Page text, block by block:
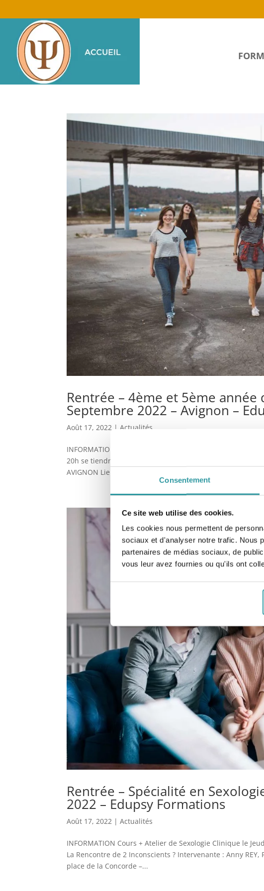
Consentement
Ce site web utilise des cookies.
Les cookies nous permettent de
sociaux et d'analyser notre trafic. Nous
partenaires de médias sociaux, de
vous leur avez fournies ou qu'ils ont
Rentrée – 4ème et 5ème année
Septembre 2022 – Avignon –
Août 17, 2022 | Actualités
INFORMATION La conférence de rentrée des 4ème et
20h se tiendra à Avignon à l’adresse suivante : Hôtel
AVIGNON Lien Google Maps :...
Rentrée – Spécialité en
2022 – Edupsy Formations
Août 17, 2022 |Actualités
INFORMATION Cours + Atelier de Sexologie Clinique le
La Rencontre de 2 Inconscients ? Intervenante : Anny
place de la Concorde –...